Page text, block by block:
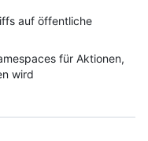
auf öffentliche
für Aktionen,
wird